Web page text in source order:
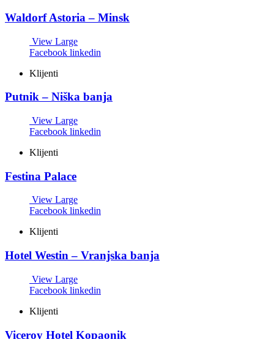
Waldorf Astoria – Minsk
View Large
Facebook linkedin
Klijenti
Putnik – Niška banja
View Large
Facebook linkedin
Klijenti
Festina Palace
View Large
Facebook linkedin
Klijenti
Hotel Westin – Vranjska banja
View Large
Facebook linkedin
Klijenti
Viceroy Hotel Kopaonik